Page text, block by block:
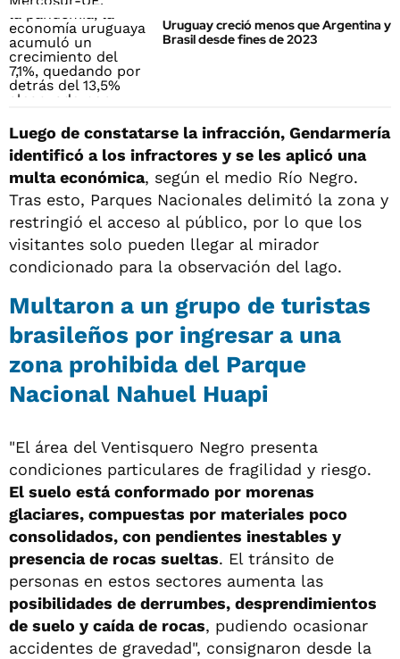
Uruguay creció menos que Argentina y
Brasil desde fines de 2023
Luego de constatarse la infracción, Gendarmería
identificó a los infractores y se les aplicó una
multa económica, según el medio Río Negro.
Tras esto, Parques Nacionales delimitó la zona y
restringió el acceso al público, por lo que los
visitantes solo pueden llegar al mirador
condicionado para la observación del lago.
Multaron a un grupo de turistas
brasileños por ingresar a una
zona prohibida del Parque
Nacional Nahuel Huapi
"El área del Ventisquero Negro presenta
condiciones particulares de fragilidad y riesgo.
El suelo está conformado por morenas
glaciares, compuestas por materiales poco
consolidados, con pendientes inestables y
presencia de rocas sueltas. El tránsito de
personas en estos sectores aumenta las
posibilidades de derrumbes, desprendimientos
de suelo y caída de rocas, pudiendo ocasionar
accidentes de gravedad", consignaron desde la